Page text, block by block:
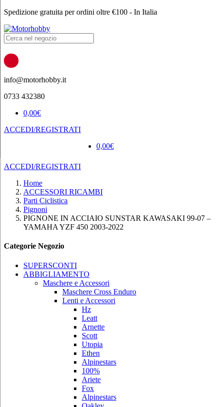
Spedizione gratuita per ordini oltre €100 - In Italia
Products
search
info@motorhobby.it
0733 432380
0,00€
ACCEDI/REGISTRATI
0,00€
ACCEDI/REGISTRATI
Home
ACCESSORI RICAMBI
Parti Ciclistica
Pignoni
PIGNONE IN ACCIAIO SUNSTAR KAWASAKI 99-07 –
YAMAHA YZF 450 2003-2022
Categorie Negozio
SUPERSCONTI
ABBIGLIAMENTO
Maschere e Accessori
Maschere Cross Enduro
Lenti e Accessori
Hz
Leatt
Arnette
Scott
Utopia
Ethen
Alpinestars
100%
Ariete
Fox
Alpinestars